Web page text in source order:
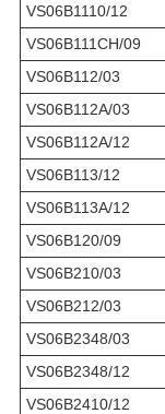
VS06B1110/12
VS06B111CH/09
VS06B112/03
VS06B112A/03
VS06B112A/12
VS06B113/12
VS06B113A/12
VS06B120/09
VS06B210/03
VS06B212/03
VS06B2348/03
VS06B2348/12
VS06B2410/12